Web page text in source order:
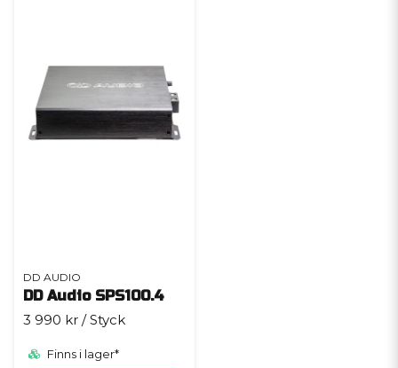
DD AUDIO
DD Audio SPS100.4
3 990 kr / Styck
Finns i lager*